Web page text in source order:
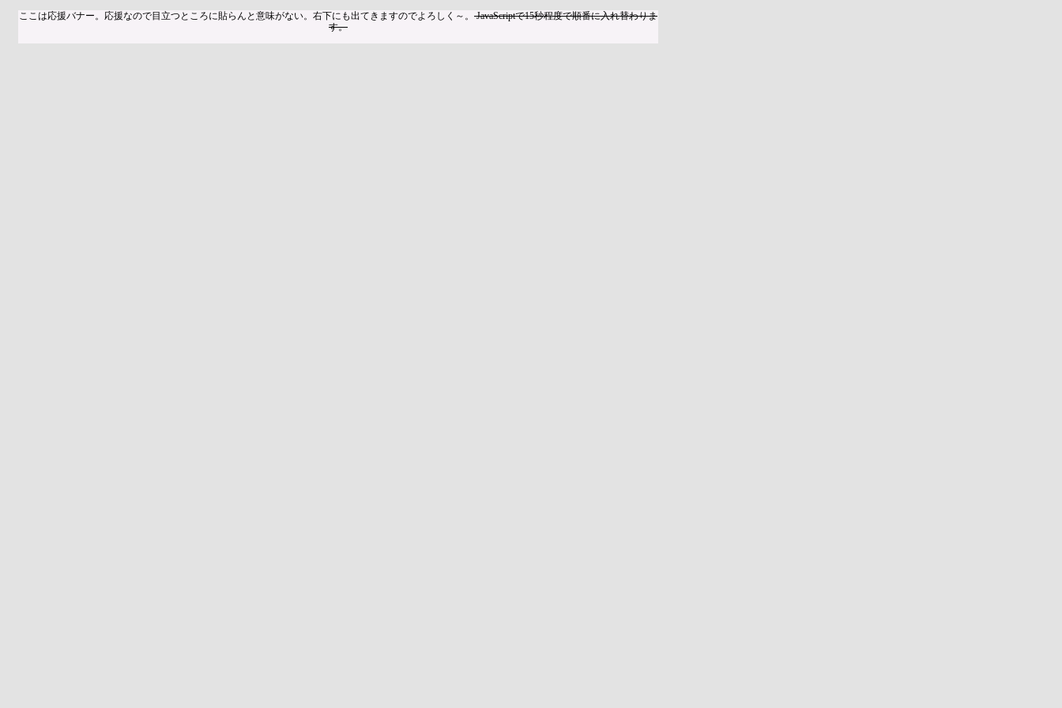
ここは応援バナー。応援なので目立つところに貼らんと意味がない。右下にも出てきますのでよろしく～。 JavaScriptで15秒程度で順番に入れ替わりま
す。